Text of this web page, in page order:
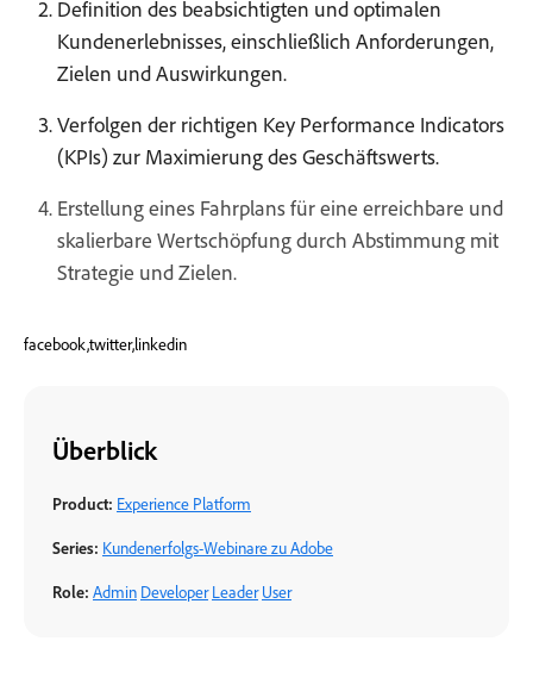
Definition des beabsichtigten und optimalen
Kundenerlebnisses, einschließlich Anforderungen,
Zielen und Auswirkungen.
Verfolgen der richtigen Key Performance Indicators
(KPIs) zur Maximierung des Geschäftswerts.
Erstellung eines Fahrplans für eine erreichbare und
skalierbare Wertschöpfung durch Abstimmung mit
Strategie und Zielen.
facebook,twitter,linkedin
Überblick
Product: Experience Platform
Series: Kundenerfolgs-Webinare zu Adobe
Role: Admin Developer Leader User